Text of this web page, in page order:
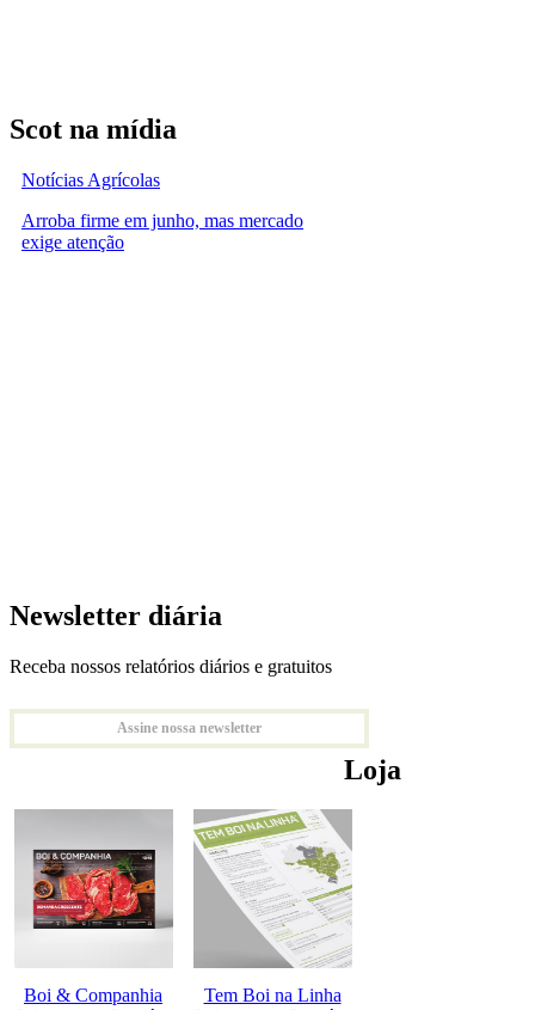
Scot na mídia
Notícias Agrícolas
Arroba firme em junho, mas mercado
exige atenção
Newsletter diária
Receba nossos relatórios diários e gratuitos
Assine nossa newsletter
Loja
Boi & Companhia
Tem Boi na Linha